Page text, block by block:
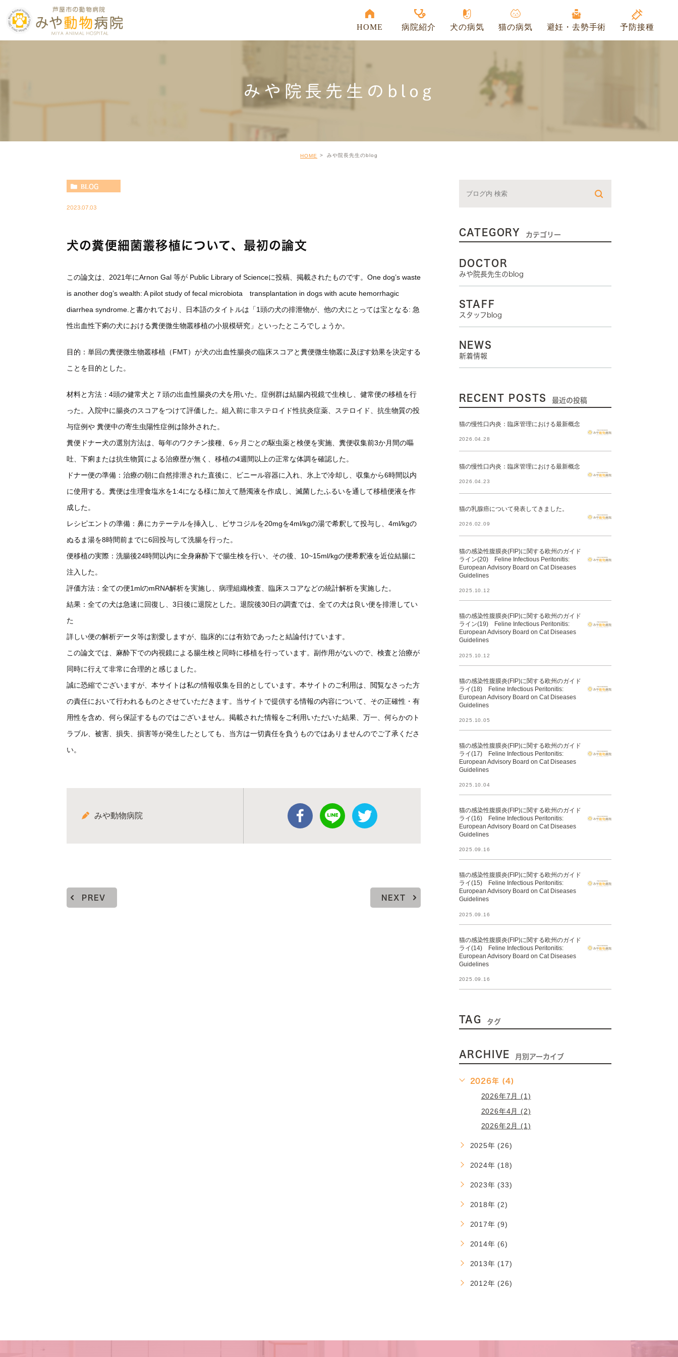
HOME 病院紹介 犬の病気 猫の病気 避妊・去勢手術 予防接種
みや院長先生のblog
HOME みや院長先生のblog
BLOG
2023.07.03
犬の糞便細菌叢移植について、最初の論文
この論文は、2021年にArnon Gal 等が Public Library of Scienceに投稿、掲載されたものです。One dog’s waste
is another dog’s wealth: A pilot study of fecal microbiota transplantation in dogs with acute hemorrhagic
diarrhea syndrome.と書かれており、日本語のタイトルは「1頭の犬の排泄物が、他の犬にとっては宝となる: 急
性出血性下痢の犬における糞便微生物叢移植の小規模研究」といったところでしょうか。
目的：単回の糞便微生物叢移植（FMT）が犬の出血性腸炎の臨床スコアと糞便微生物叢に及ぼす効果を決定する
ことを目的とした。
材料と方法：4頭の健常犬と７頭の出血性腸炎の犬を用いた。症例群は結腸内視鏡で生検し、健常便の移植を行
った。入院中に腸炎のスコアをつけて評価した。組入前に非ステロイド性抗炎症薬、ステロイド、抗生物質の投
与症例や 糞便中の寄生虫陽性症例は除外された。
糞便ドナー犬の選別方法は、毎年のワクチン接種、6ヶ月ごとの駆虫薬と検便を実施、糞便収集前3か月間の嘔
吐、下痢または抗生物質による治療歴が無く、移植の4週間以上の正常な体調を確認した。
ドナー便の準備：治療の朝に自然排泄された直後に、ビニール容器に入れ、氷上で冷却し、収集から6時間以内
に使用する。糞便は生理食塩水を1:4になる様に加えて懸濁液を作成し、滅菌したふるいを通して移植便液を作
成した。
レシピエントの準備：鼻にカテーテルを挿入し、ビサコジルを20mgを4ml/kgの湯で希釈して投与し、4ml/kgの
ぬるま湯を8時間前までに6回投与して洗腸を行った。
便移植の実際：洗腸後24時間以内に全身麻酔下で腸生検を行い、その後、10~15ml/kgの便希釈液を近位結腸に
注入した。
評価方法：全ての便1mlのmRNA解析を実施し、病理組織検査、臨床スコアなどの統計解析を実施した。
結果：全ての犬は急速に回復し、3日後に退院とした。退院後30日の調査では、全ての犬は良い便を排泄してい
た
詳しい便の解析データ等は割愛しますが、臨床的には有効であったと結論付けています。
この論文では、麻酔下での内視鏡による腸生検と同時に移植を行っています。副作用がないので、検査と治療が
同時に行えて非常に合理的と感じました。
誠に恐縮でございますが、本サイトは私の情報収集を目的としています。本サイトのご利用は、閲覧なさった方
の責任において行われるものとさせていただきます。当サイトで提供する情報の内容について、その正確性・有
用性を含め、何ら保証するものではございません。掲載された情報をご利用いただいた結果、万一、何らかのト
ラブル、被害、損失、損害等が発生したとしても、当方は一切責任を負うものではありませんのでご了承くださ
い。
みや動物病院
PREV NEXT
CATEGORY カテゴリー
DOCTOR
みや院長先生のblog
STAFF
スタッフblog
NEWS
新着情報
RECENT POSTS 最近の投稿
猫の慢性口内炎：臨床管理における最新概念
2026.04.28
猫の慢性口内炎：臨床管理における最新概念
2026.04.23
猫の乳腺癌について発表してきました。
2026.02.09
猫の感染性腹膜炎(FIP)に関する欧州のガイド
ライン(20) Feline Infectious Peritonitis:
European Advisory Board on Cat Diseases
Guidelines
2025.10.12
猫の感染性腹膜炎(FIP)に関する欧州のガイド
ライン(19) Feline Infectious Peritonitis:
European Advisory Board on Cat Diseases
Guidelines
2025.10.12
猫の感染性腹膜炎(FIP)に関する欧州のガイド
ライ(18) Feline Infectious Peritonitis:
European Advisory Board on Cat Diseases
Guidelines
2025.10.05
猫の感染性腹膜炎(FIP)に関する欧州のガイド
ライ(17) Feline Infectious Peritonitis:
European Advisory Board on Cat Diseases
Guidelines
2025.10.04
猫の感染性腹膜炎(FIP)に関する欧州のガイド
ライ(16) Feline Infectious Peritonitis:
European Advisory Board on Cat Diseases
Guidelines
2025.09.16
猫の感染性腹膜炎(FIP)に関する欧州のガイド
ライ(15) Feline Infectious Peritonitis:
European Advisory Board on Cat Diseases
Guidelines
2025.09.16
猫の感染性腹膜炎(FIP)に関する欧州のガイド
ライ(14) Feline Infectious Peritonitis:
European Advisory Board on Cat Diseases
Guidelines
2025.09.16
TAG タグ
ARCHIVE 月別アーカイブ
2026年 (4)
2026年7月 (1)
2026年4月 (2)
2026年2月 (1)
2025年 (26)
2024年 (18)
2023年 (33)
2018年 (2)
2017年 (9)
2014年 (6)
2013年 (17)
2012年 (26)